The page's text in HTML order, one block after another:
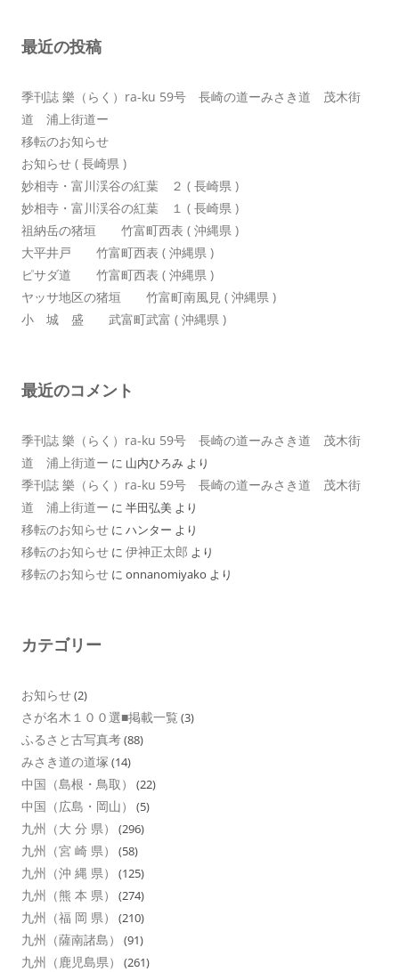
ン
最近の投稿
季刊誌 樂（らく）ra-ku 59号 長崎の道ーみさき道 茂木街
道 浦上街道ー
移転のお知らせ
お知らせ ( 長崎県 )
妙相寺・富川渓谷の紅葉 ２ ( 長崎県 )
妙相寺・富川渓谷の紅葉 １ ( 長崎県 )
祖納岳の猪垣 竹富町西表 ( 沖縄県 )
大平井戸 竹富町西表 ( 沖縄県 )
ピサダ道 竹富町西表 ( 沖縄県 )
ヤッサ地区の猪垣 竹富町南風見 ( 沖縄県 )
小 城 盛 武富町武富 ( 沖縄県 )
最近のコメント
季刊誌 樂（らく）ra-ku 59号 長崎の道ーみさき道 茂木街
道 浦上街道ー に 山内ひろみ より
季刊誌 樂（らく）ra-ku 59号 長崎の道ーみさき道 茂木街
道 浦上街道ー に 半田弘美 より
移転のお知らせ に ハンター より
移転のお知らせ に 伊神正太郎 より
移転のお知らせ に onnanomiyako より
カテゴリー
お知らせ(2)
さが名木１００選■掲載一覧 (3)
ふるさと古写真考(88)
みさき道の道塚 (14)
中国（島根・鳥取） (22)
中国（広島・岡山） (5)
九州（大 分 県） (296)
九州（宮 崎 県） (58)
九州（沖 縄 県） (125)
九州（熊 本 県） (274)
九州（福 岡 県） (210)
九州（薩南諸島） (91)
九州（鹿児島県） (261)